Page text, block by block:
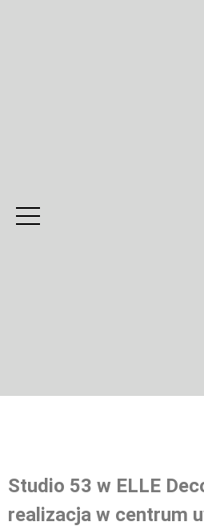
Studio 53 w ELLE
realizacja w centrum